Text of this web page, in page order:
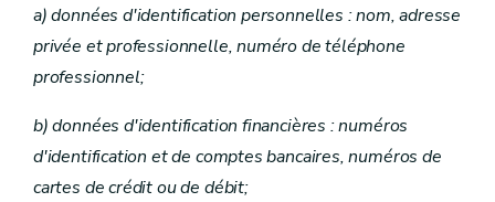
a) données d'identification personnelles : nom, adresse
privée et professionnelle, numéro de téléphone
professionnel;
b) données d'identification financières : numéros
d'identification et de comptes bancaires, numéros de
cartes de crédit ou de débit;